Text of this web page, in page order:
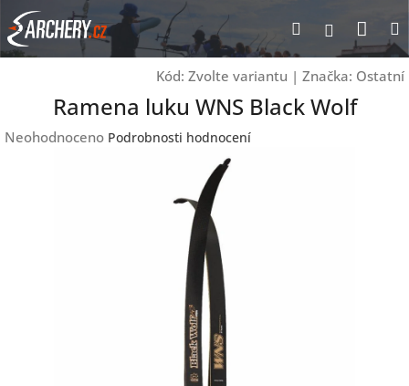
Přejít
na
obsah
Hledat
Kód: Zvolte variantu | Značka: Ostatní
Ramena luku WNS Black Wolf
Průměrné
Neohodnoceno Podrobnosti hodnocení